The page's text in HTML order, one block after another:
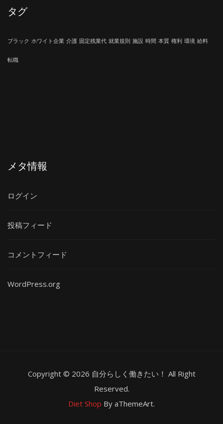
タグ
ブラック ホワイト企業 介護 固定残業代 就業規則 施設 時間 本質 権利 環境 給料
転職
メタ情報
ログイン
投稿フィード
コメントフィード
WordPress.org
Copyright © 2026 自分らしく働きたい！ All Right
Reserved.
Diet Shop By aThemeArt.